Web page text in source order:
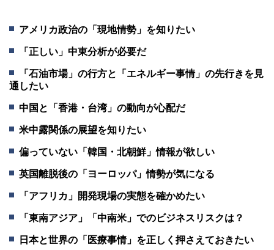
アメリカ政治の「現地情勢」を知りたい
「正しい」中東分析が必要だ
「石油市場」の行方と「エネルギー事情」の先行きを見
通したい
中国と「香港・台湾」の動向が心配だ
米中露関係の展望を知りたい
偏っていない「韓国・北朝鮮」情報が欲しい
英国離脱後の「ヨーロッパ」情勢が気になる
「アフリカ」開発現場の実態を確かめたい
「東南アジア」「中南米」でのビジネスリスクは？
日本と世界の「医療事情」を正しく押さえておきたい